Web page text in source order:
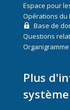
Espace pour
Opérations du
Base de
Questions
Organigramme
Plus